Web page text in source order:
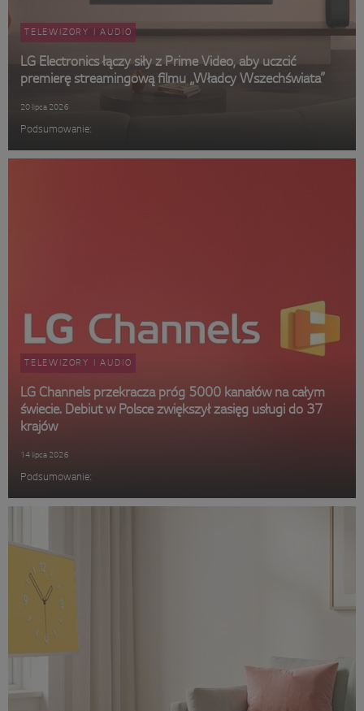
TELEWIZORY I AUDIO
LG Electronics łączy siły z Prime Video, aby uczcić
premierę streamingową filmu „Władcy Wszechświata”
20 lipca 2026
Podsumowanie:
TELEWIZORY I AUDIO
LG Channels przekracza próg 5000 kanałów na całym
świecie. Debiut w Polsce zwiększył zasięg usługi do 37
krajów
14 lipca 2026
Podsumowanie: